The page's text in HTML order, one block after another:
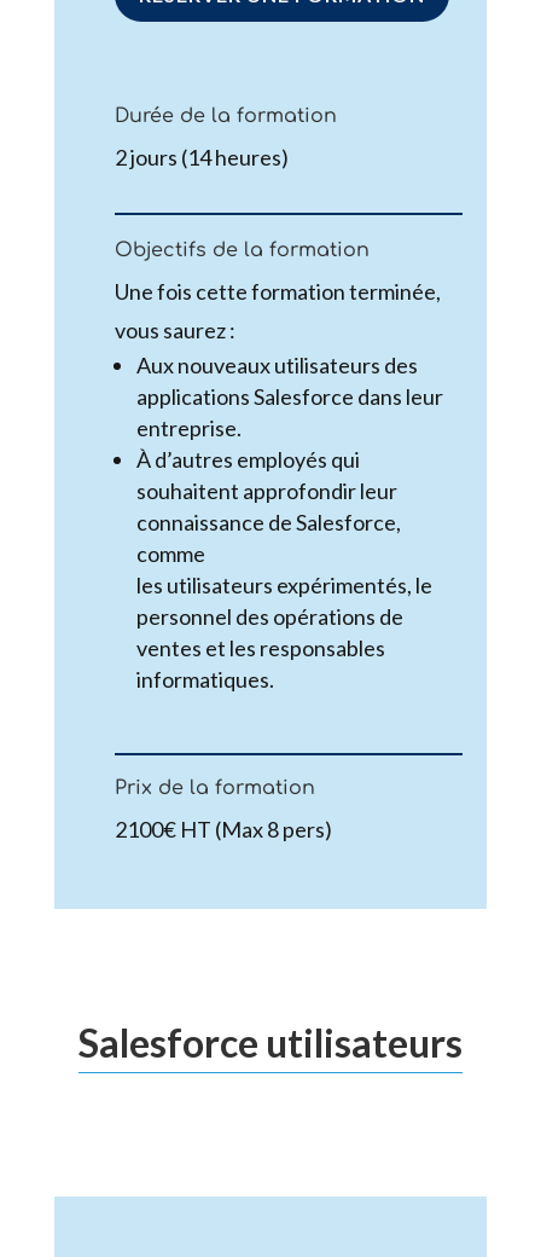
Durée de la formation
2 jours (14 heures)
Objectifs de la formation
Une fois cette formation terminée,
vous saurez :
Aux nouveaux utilisateurs des
applications Salesforce dans leur
entreprise.
À d’autres employés qui
souhaitent approfondir leur
connaissance de Salesforce,
comme
les utilisateurs expérimentés, le
personnel des opérations de
ventes et les responsables
informatiques.
Prix de la formation
2100€ HT (Max 8 pers)
Salesforce utilisateurs